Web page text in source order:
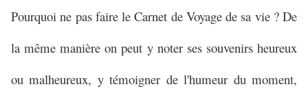
Pourquoi ne pas faire le Carnet de Voyage de sa vie ? De
la même manière on peut y noter ses souvenirs heureux
ou malheureux, y témoigner de l'humeur du moment,